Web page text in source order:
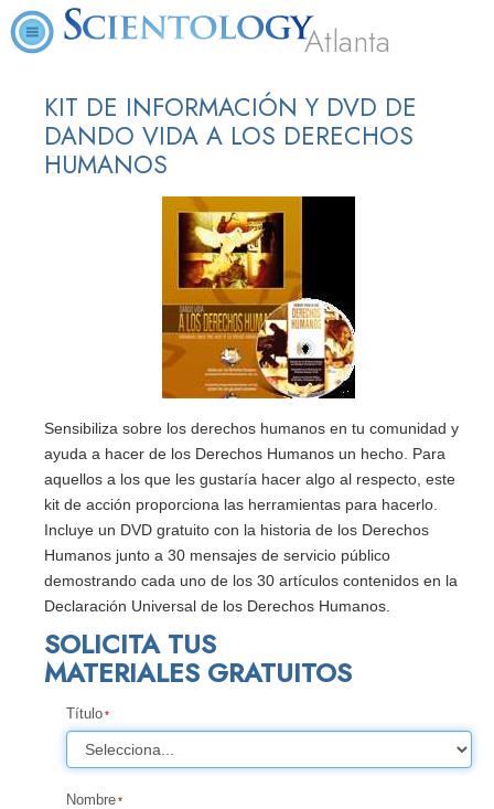
Atlanta
KIT DE INFORMACIÓN Y DVD DE
DANDO VIDA A LOS DERECHOS
HUMANOS
Sensibiliza sobre los derechos humanos en tu comunidad y
ayuda a hacer de los Derechos Humanos un hecho. Para
aquellos a los que les gustaría hacer algo al respecto, este
kit de acción proporciona las herramientas para hacerlo.
Incluye un DVD gratuito con la historia de los Derechos
Humanos junto a 30 mensajes de servicio público
demostrando cada uno de los 30 artículos contenidos en la
Declaración Universal de los Derechos Humanos.
SOLICITA TUS
MATERIALES GRATUITOS
Título
Nombre